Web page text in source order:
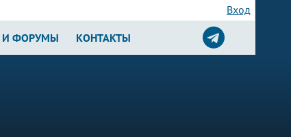
Вход
И ФОРУМЫ КОНТАКТЫ